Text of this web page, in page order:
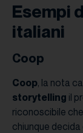
Esempi
italiani
Coop
Coop, la nota
storytelling il
riconoscibile
chiunque decida